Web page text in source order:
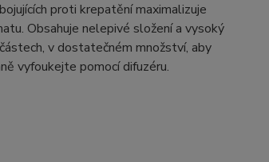
proti krepatění maximalizuje
Obsahuje nelepivé složení a vysoký
v dostatečném množství, aby
vyfoukejte pomocí difuzéru.